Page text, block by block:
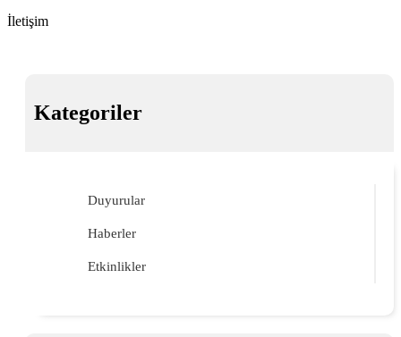
İletişim
Kategoriler
Duyurular
Haberler
Etkinlikler